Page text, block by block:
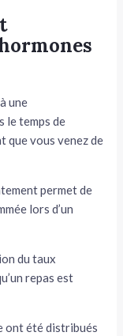
une
le temps de
que vous venez de
permet de
lors d’un
du taux
repas est
ont été distribués